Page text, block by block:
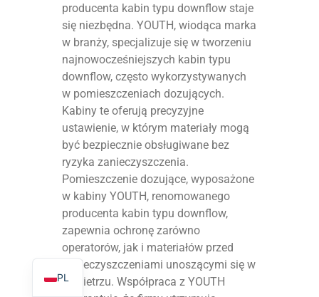
producenta kabin typu downflow staje
się niezbędna. YOUTH, wiodąca marka
w branży, specjalizuje się w tworzeniu
najnowocześniejszych kabin typu
downflow, często wykorzystywanych
w pomieszczeniach dozujących.
Kabiny te oferują precyzyjne
ustawienie, w którym materiały mogą
być bezpiecznie obsługiwane bez
ryzyka zanieczyszczenia.
Pomieszczenie dozujące, wyposażone
w kabiny YOUTH, renomowanego
producenta kabin typu downflow,
zapewnia ochronę zarówno
operatorów, jak i materiałów przed
zanieczyszczeniami unoszącymi się w
powietrzu. Współpraca z YOUTH
PL
EN
FR
IT
PT
RO
ES
TR